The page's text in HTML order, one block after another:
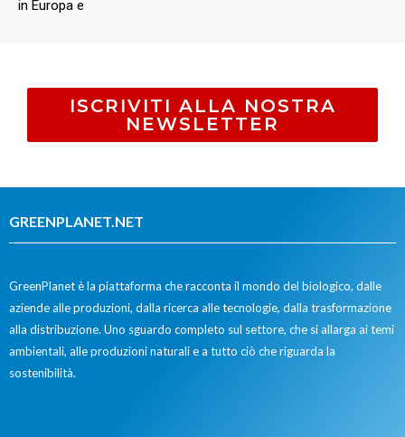
in Europa e
ISCRIVITI ALLA NOSTRA
NEWSLETTER
GREENPLANET.NET
GreenPlanet è la piattaforma che racconta il mondo del biologico, dalle
aziende alle produzioni, dalla ricerca alle tecnologie, dalla trasformazione
alla distribuzione. Uno sguardo completo sul settore, che si allarga ai temi
ambientali, alle produzioni naturali e a tutto ciò che riguarda la
sostenibilità.